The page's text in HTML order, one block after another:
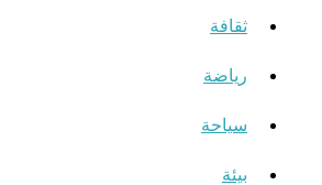
ثقافة
رياضة
سياحة
بيئة